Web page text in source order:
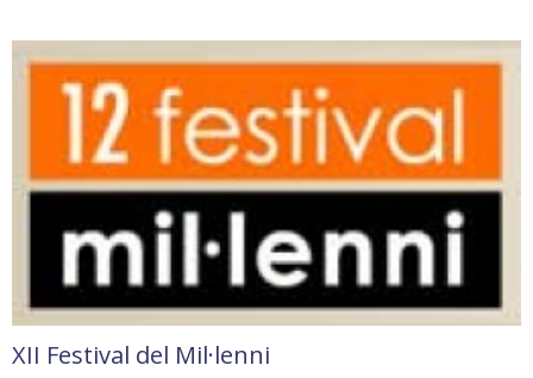
XII Festival del Mil·lenni